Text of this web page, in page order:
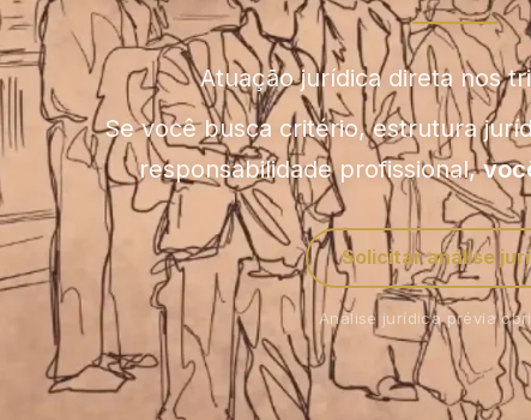
Atuação jurídica direta nos
Se você busca critério, estrutura
responsabilidade profissional,
Solicitar análise
Análise jurídica prévia